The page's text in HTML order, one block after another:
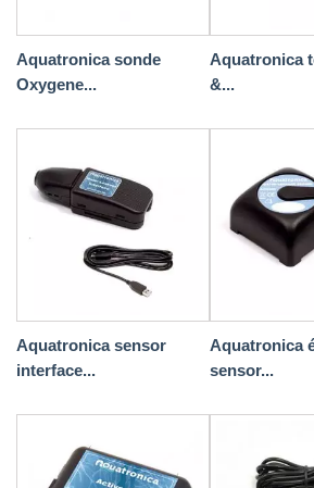
Aquatronica sonde
Oxygene...
Aquatronica
&...
Aquatronica sensor
interface...
Aquatronica
sensor...